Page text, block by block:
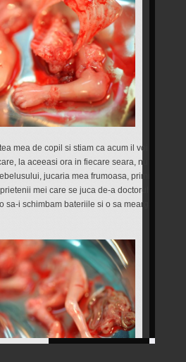
mea de copil si stiam ca acum il voi duce la
la aceeasi ora in fiecare seara, nu inainte
jucaria mea frumoasa, primita de la
mei care se juca de-a doctorul l-a
sa-i schimbam bateriile si o sa mearga din